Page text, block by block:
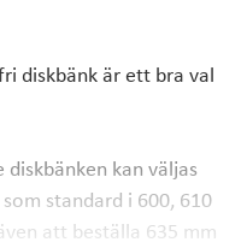
diskbänk är ett bra val
kan väljas
standard i 600, 610
att beställa 635 mm